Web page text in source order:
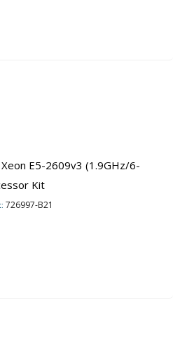
E5-2609v3 (1.9GHz/6-
Kit
726997-B21